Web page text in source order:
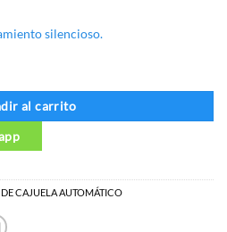
silencioso.
al carrito
CAJUELA AUTOMÁTICO